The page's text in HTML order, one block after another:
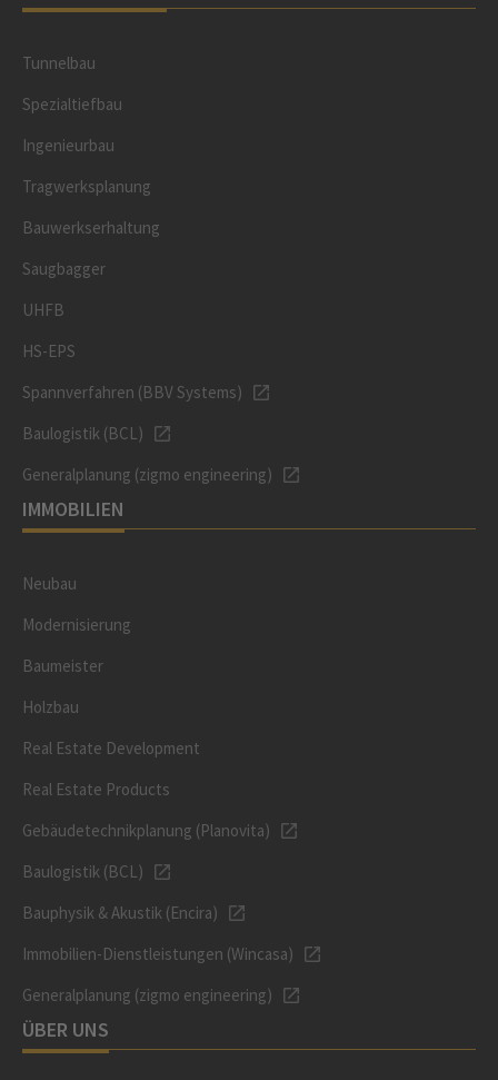
Tunnelbau
Spezialtiefbau
Ingenieurbau
Tragwerksplanung
Bauwerkserhaltung
Saugbagger
UHFB
HS-EPS
Spannverfahren (BBV Systems)
Baulogistik (BCL)
Generalplanung (zigmo engineering)
IMMOBILIEN
Neubau
Modernisierung
Baumeister
Holzbau
Real Estate Development
Real Estate Products
Gebäudetechnikplanung (Planovita)
Baulogistik (BCL)
Bauphysik & Akustik (Encira)
Immobilien-Dienstleistungen (Wincasa)
Generalplanung (zigmo engineering)
ÜBER UNS